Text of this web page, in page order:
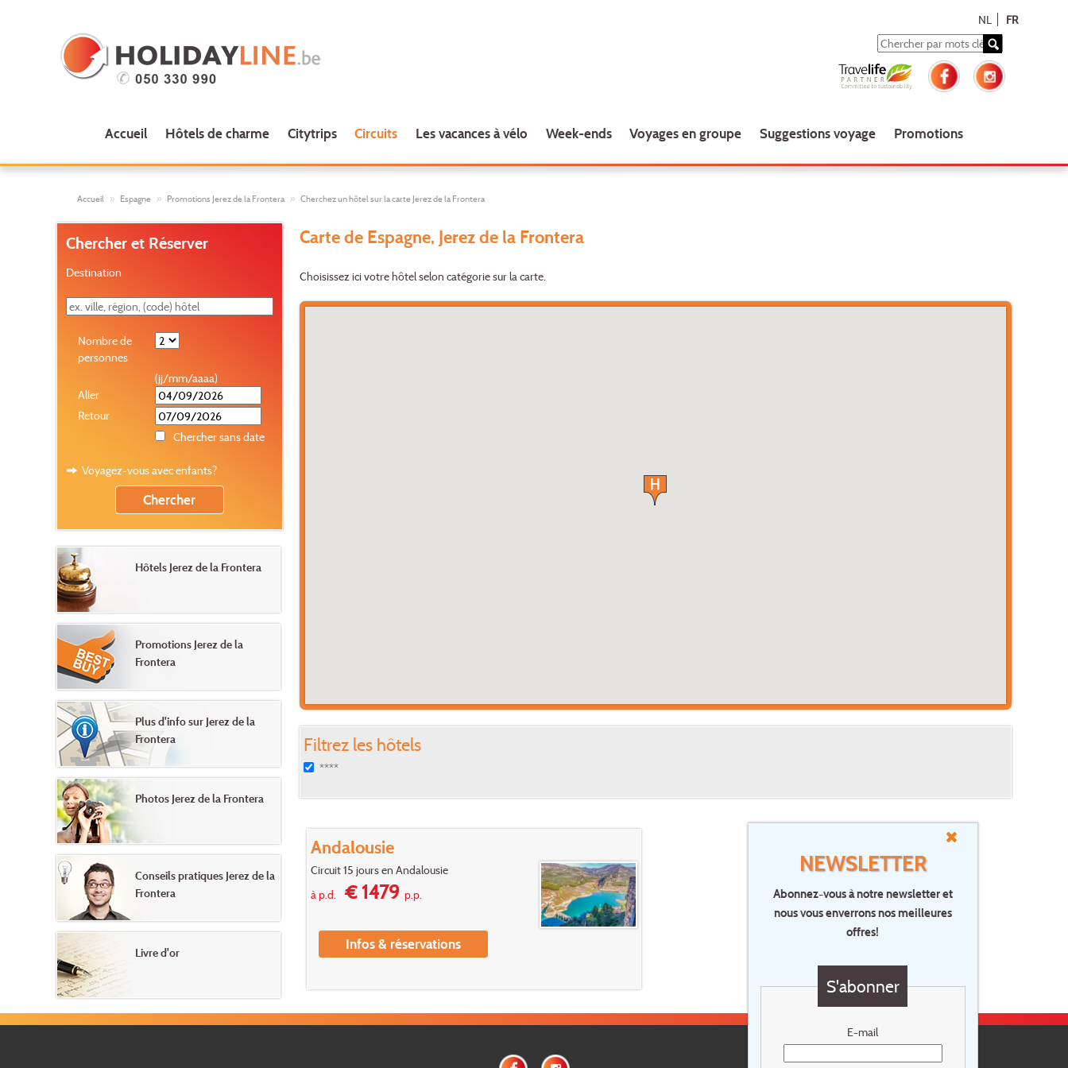
NEWSLETTER
Abonnez-vous à notre newsletter et
nous vous enverrons nos meilleures
offres!
S'abonner
E-mail
NL FR
Accueil Hôtels de charme Citytrips Circuits Les vacances à vélo Week-ends Voyages en groupe Suggestions voyage Promotions
Accueil Espagne Promotions Jerez de la Frontera Cherchez un hôtel sur la carte Jerez de la Frontera
Carte de Espagne, Jerez de la Frontera
Choisissez ici votre hôtel selon catégorie sur la carte.
Filtrez les hôtels
****
Andalousie
Circuit 15 jours en Andalousie
à p.d.
€ 1479 p.p.
Infos & réservations
Chercher et Réserver
Destination
Nombre de
personnes
(jj/mm/aaaa)
Aller
Retour
Chercher sans date
Voyagez-vous avec enfants?
Hôtels Jerez de la Frontera
Promotions Jerez de la
Frontera
Plus d'info sur Jerez de la
Frontera
Photos Jerez de la Frontera
Conseils pratiques Jerez de la
Frontera
Livre d'or